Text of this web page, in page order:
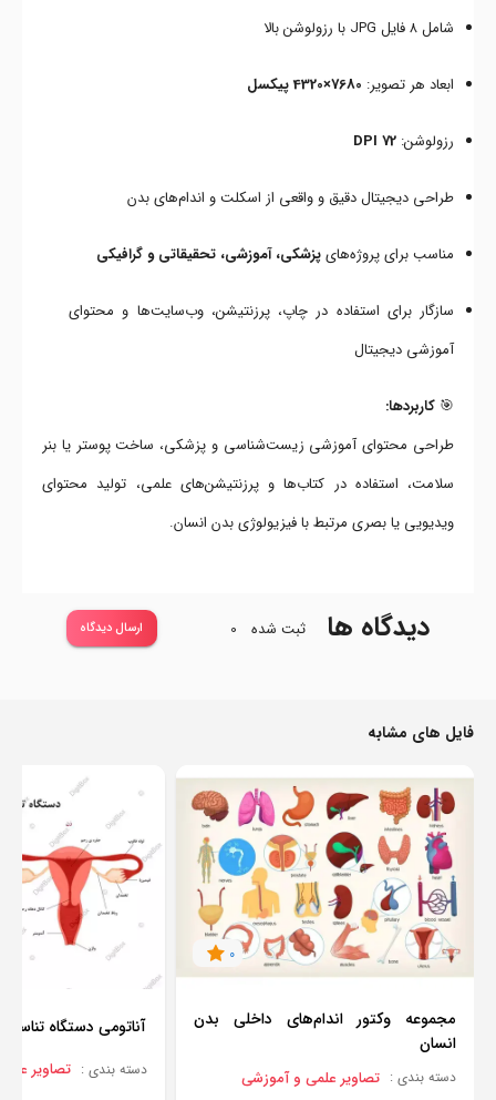
شامل ۸ فایل JPG با رزولوشن بالا
ابعاد هر تصویر: 7680×4320 پیکسل
رزولوشن: 72 DPI
طراحی دیجیتال دقیق و واقعی از اسکلت و اندام‌های بدن
مناسب برای پروژه‌هایپزشکی، آموزشی، تحقیقاتی و گرافیکی
سازگار برای استفاده در چاپ، پرزنتیشن، وب‌سایت‌ها و محتوای
آموزشی دیجیتال
🎯 کاربردها:
طراحی محتوای آموزشی زیست‌شناسی و پزشکی، ساخت پوستر یا بنر
سلامت، استفاده در کتاب‌ها و پرزنتیشن‌های علمی، تولید محتوای
ویدیویی یا بصری مرتبط با فیزیولوژی بدن انسان.
دیدگاه ها ثبت شده 0 ارسال دیدگاه
فایل های مشابه
0
مجموعه وکتور اندام‌های داخلی بدن
انسان
دسته بندی : تصاویر علمی و آموزشی
آناتومی دستگاه
دسته بندی : تصاویر